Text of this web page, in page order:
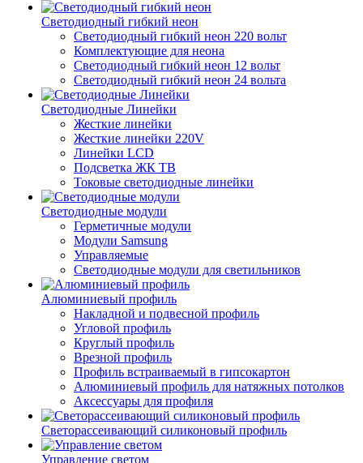
Светодиодный гибкий неон
Светодиодный гибкий неон 220 вольт
Комплектующие для неона
Светодиодный гибкий неон 12 вольт
Светодиодный гибкий неон 24 вольта
Светодиодные Линейки
Жесткие линейки
Жесткие линейки 220V
Линейки LCD
Подсветка ЖК ТВ
Токовые светодиодные линейки
Светодиодные модули
Герметичные модули
Модули Samsung
Управляемые
Светодиодные модули для светильников
Алюминиевый профиль
Накладной и подвесной профиль
Угловой профиль
Круглый профиль
Врезной профиль
Профиль встраиваемый в гипсокартон
Алюминиевый профиль для натяжных потолков
Аксессуары для профиля
Светорассеивающий силиконовый профиль
Управление светом